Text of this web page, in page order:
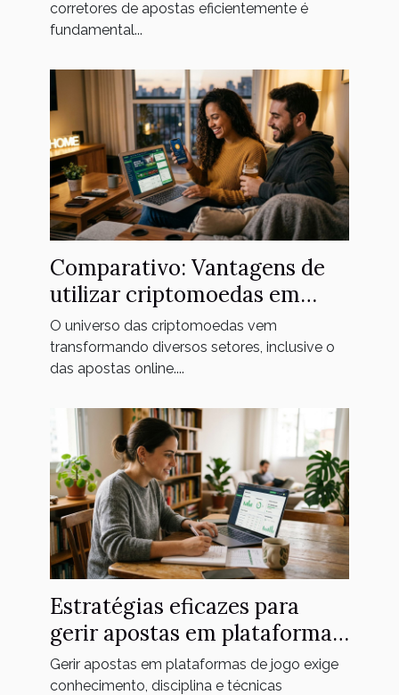
eficientemente
corretores de apostas eficientemente é
fundamental...
Comparativo: Vantagens de
utilizar criptomoedas em
plataformas de apostas
O universo das criptomoedas vem
transformando diversos setores, inclusive o
das apostas online....
Estratégias eficazes para
gerir apostas em plataformas
de jogo
Gerir apostas em plataformas de jogo exige
conhecimento, disciplina e técnicas